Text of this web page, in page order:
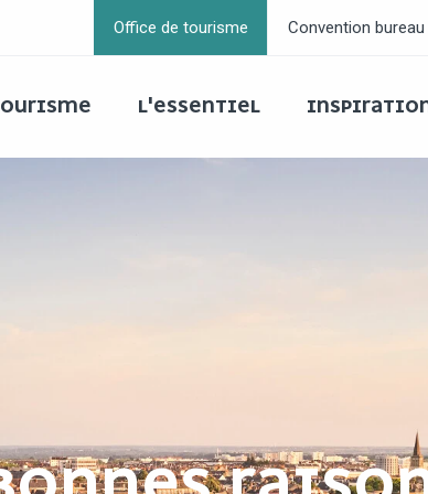
Office de tourisme Convention bureau
L'ESSENTIEL